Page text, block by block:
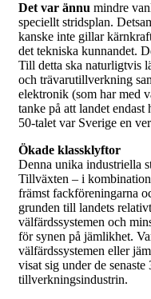
Det var ännu mindre
speciellt stridsplan.
kanske inte gillar
det tekniska kunnandet.
Till detta ska naturligtvis
och trävarutillverkning
elektronik (som har med
tanke på att landet
50-talet var Sverige en
Ökade klassklyftor
Denna unika industriella
Tillväxten – i
främst fackföreningarna
grunden till landets
välfärdssystemen och
för synen på jämlikhet.
välfärdssystemen eller
visat sig under de
tillverkningsindustrin.